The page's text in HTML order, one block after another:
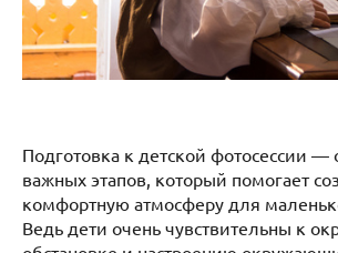
Подготовка к детской фотосессии
важных этапов, который помогает
комфортную атмосферу для
Ведь дети очень чувствительны к